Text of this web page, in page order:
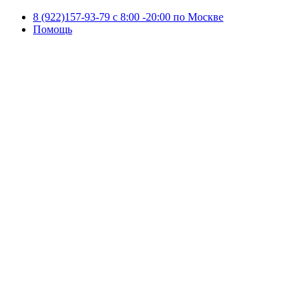
8 (922)157-93-79 c 8:00 -20:00 по Москве
Помощь